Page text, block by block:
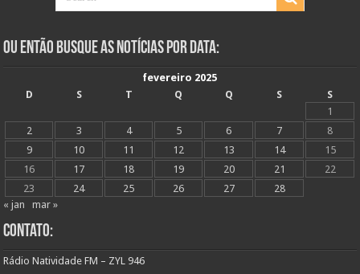
Ou Então Busque as Notícias Por Data:
fevereiro 2025
D
S T Q Q S
S
1
2
3 4 5 6 7
8
9
10 11 12 13 14
15
16
17 18 19 20 21
22
23
24 25 26 27
28
« jan
mar »
Contato:
Rádio Natividade FM – ZYL 946